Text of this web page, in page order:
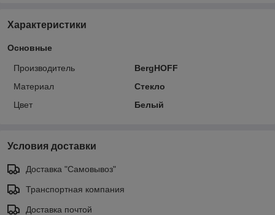
Характеристики
Основные
Производитель
BergHOFF
Материал
Стекло
Цвет
Белый
Условия доставки
Доставка "Самовывоз"
Транспортная компания
Доставка почтой